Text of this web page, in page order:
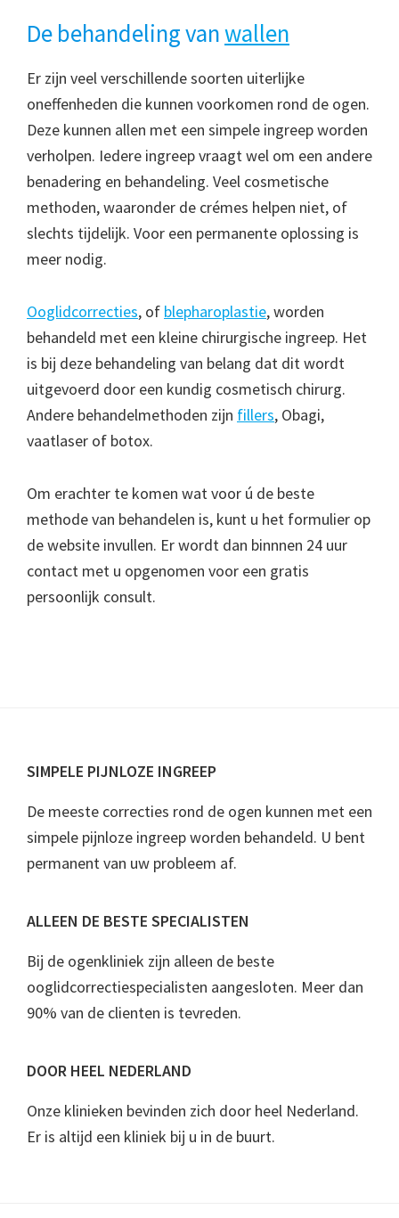
De behandeling vanwallen
Er zijn veel verschillende soorten uiterlijke
oneffenheden die kunnen voorkomen rond de ogen.
Deze kunnen allen met een simpele ingreep worden
verholpen. Iedere ingreep vraagt wel om een andere
benadering en behandeling. Veel cosmetische
methoden, waaronder de crémes helpen niet, of
slechts tijdelijk. Voor een permanente oplossing is
meer nodig.
Ooglidcorrecties, of blepharoplastie, worden
behandeld met een kleine chirurgische ingreep. Het
is bij deze behandeling van belang dat dit wordt
uitgevoerd door een kundig cosmetisch chirurg.
Andere behandelmethoden zijn fillers, Obagi,
vaatlaser of botox.
Om erachter te komen wat voor ú de beste
methode van behandelen is, kunt u het formulier op
de website invullen. Er wordt dan binnnen 24 uur
contact met u opgenomen voor een gratis
persoonlijk consult.
Footer
SIMPELE PIJNLOZE INGREEP
De meeste correcties rond de ogen kunnen met een
simpele pijnloze ingreep worden behandeld. U bent
permanent van uw probleem af.
ALLEEN DE BESTE SPECIALISTEN
Bij de ogenkliniek zijn alleen de beste
ooglidcorrectiespecialisten aangesloten. Meer dan
90% van de clienten is tevreden.
DOOR HEEL NEDERLAND
Onze klinieken bevinden zich door heel Nederland.
Er is altijd een kliniek bij u in de buurt.